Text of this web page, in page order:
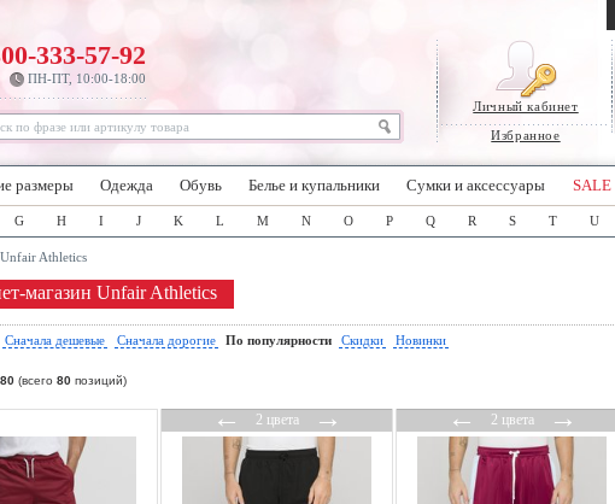
Личный кабинет
Избранное
333-57-92
ПН-ПТ, 10:00-18:00
размеры Одежда Обувь Белье и купальники Сумки и аксессуары SALE
G H I J K L M N O P Q R S T U
Unfair Athletics
магазин Unfair Athletics
Сначала дешевые Сначала дорогие По популярности Скидки Новинки
80 (всего 80 позиций)
←2 цвета→ ←2 цвета→